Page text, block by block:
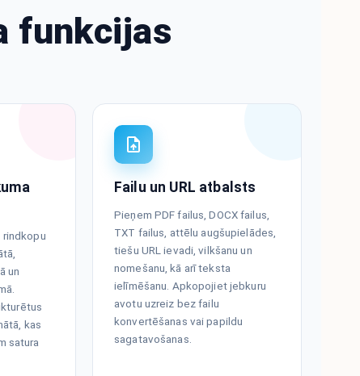
funkcijas
rindkopu
un
kas
satura
Failu un URL atbalsts
Pieņem PDF failus, DOCX failus,
TXT failus, attēlu augšupielādes,
tiešu URL ievadi, vilkšanu un
nomešanu, kā arī teksta
ielīmēšanu. Apkopojiet jebkuru
avotu uzreiz bez failu
konvertēšanas vai papildu
sagatavošanas.